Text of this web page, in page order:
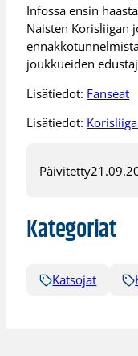
Infossa ensin
Naisten Korisliigan
joukkueiden
Lisätiedot: Fanseat
Lisätiedot:
Päivitetty
Kategoriat
Katsojat